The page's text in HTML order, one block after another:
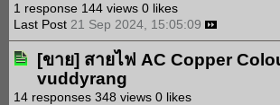
1 response 144 views 0 likes
Last Post 21 Sep 2024, 15:05:09
[ขาย] สายไฟ AC Copper
vuddyrang
14 responses 348 views 0 likes